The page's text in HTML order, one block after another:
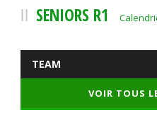
SENIORS R1
TEAM
VOIR TOUS